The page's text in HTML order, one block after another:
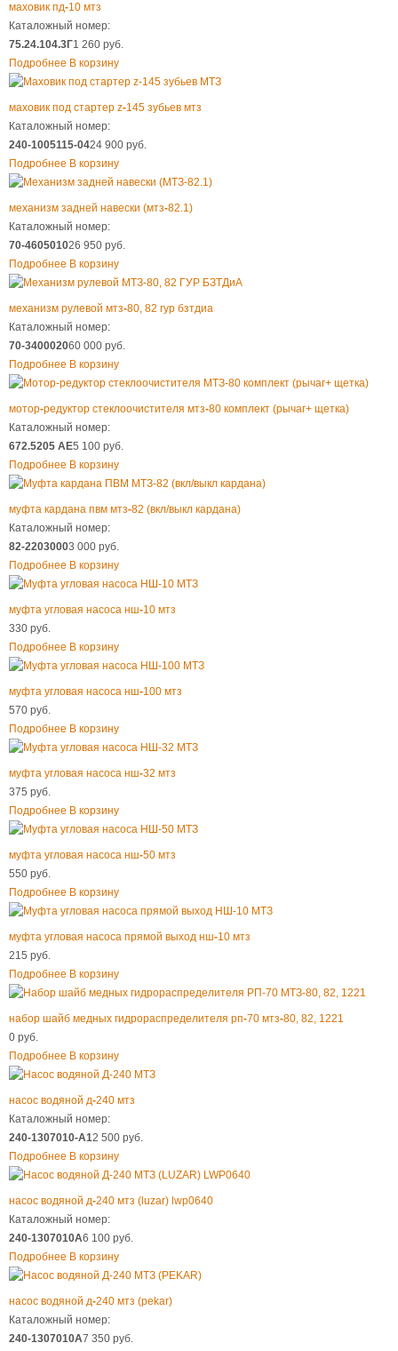
маховик пд-10 мтз
Каталожный номер:
75.24.104.3Г1 260 руб.
Подробнее В корзину
маховик под стартер z-145 зубьев мтз
Каталожный номер:
240-1005115-0424 900 руб.
Подробнее В корзину
механизм задней навески (мтз-82.1)
Каталожный номер:
70-460501026 950 руб.
Подробнее В корзину
механизм рулевой мтз-80, 82 гур бзтдиа
Каталожный номер:
70-340002060 000 руб.
Подробнее В корзину
мотор-редуктор стеклоочистителя мтз-80 комплект (рычаг+ щетка)
Каталожный номер:
672.5205 AE5 100 руб.
Подробнее В корзину
муфта кардана пвм мтз-82 (вкл/выкл кардана)
Каталожный номер:
82-22030003 000 руб.
Подробнее В корзину
муфта угловая насоса нш-10 мтз
330 руб.
Подробнее В корзину
муфта угловая насоса нш-100 мтз
570 руб.
Подробнее В корзину
муфта угловая насоса нш-32 мтз
375 руб.
Подробнее В корзину
муфта угловая насоса нш-50 мтз
550 руб.
Подробнее В корзину
муфта угловая насоса прямой выход нш-10 мтз
215 руб.
Подробнее В корзину
набор шайб медных гидрораспределителя рп-70 мтз-80, 82, 1221
0 руб.
Подробнее В корзину
насос водяной д-240 мтз
Каталожный номер:
240-1307010-А12 500 руб.
Подробнее В корзину
насос водяной д-240 мтз (luzar) lwp0640
Каталожный номер:
240-1307010А6 100 руб.
Подробнее В корзину
насос водяной д-240 мтз (pekar)
Каталожный номер:
240-1307010А7 350 руб.